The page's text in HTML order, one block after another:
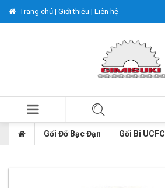
Trang chủ | Giới thiệu | Liên hệ
Gối Đỡ Bạc Đạn Gối Bi UCFC